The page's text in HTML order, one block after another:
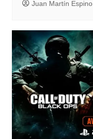
Juan Martín Espino